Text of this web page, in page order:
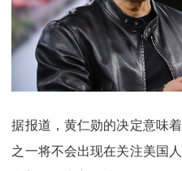
据报道，黄仁勋的决定意味
之一将不会出现在关注美国